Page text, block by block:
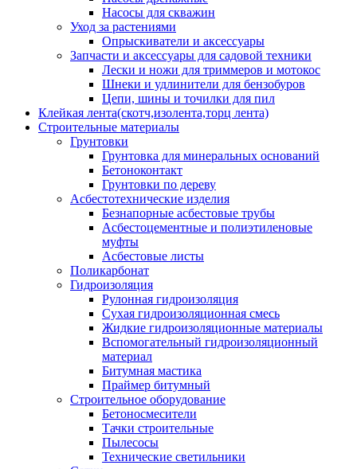
Насосы для скважин
Уход за растениями
Опрыскиватели и аксессуары
Запчасти и аксессуары для садовой техники
Лески и ножи для триммеров и мотокос
Шнеки и удлинители для бензобуров
Цепи, шины и точилки для пил
Клейкая лента(скотч,изолента,торц лента)
Строительные материалы
Грунтовки
Грунтовка для минеральных оснований
Бетоноконтакт
Грунтовки по дереву
Асбестотехнические изделия
Безнапорные асбестовые трубы
Асбестоцементные и полиэтиленовые
муфты
Асбестовые листы
Поликарбонат
Гидроизоляция
Рулонная гидроизоляция
Сухая гидроизоляционная смесь
Жидкие гидроизоляционные материалы
Вспомогательный гидроизоляционный
материал
Битумная мастика
Праймер битумный
Строительное оборудование
Бетоносмесители
Тачки строительные
Пылесосы
Технические светильники